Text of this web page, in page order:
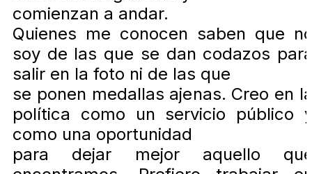
comienzan a andar.
Quienes me conocen saben que
soy de las que se dan codazos
salir en la foto ni de las que
se ponen medallas ajenas. Creo en
política como un servicio público
como una oportunidad
para dejar mejor aquello